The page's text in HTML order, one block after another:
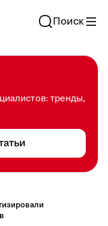
Поиск
тренды,